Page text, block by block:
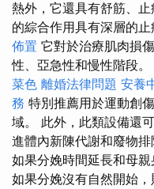
熱外，它還具有舒筋、
的綜合作用具有深層的止
佈置 它對於治療肌肉損
性、亞急性和慢性階段。
菜色 離婚法律問題 安養
務 特別推薦用於運動創
域。 此外，此類設備還
進體內新陳代謝和廢物排
如果分娩時間延長和母親
如果分娩沒有自然開始